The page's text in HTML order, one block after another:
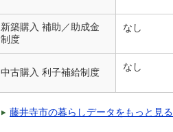
新築購入 補助／助成金
制度
なし
中古購入 利子補給制度 なし
藤井寺市の暮らしデータをもっと見る